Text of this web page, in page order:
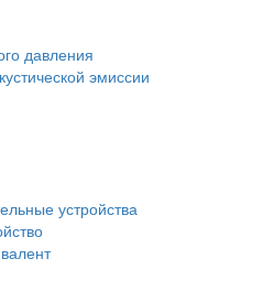
давления
эмиссии
устройства